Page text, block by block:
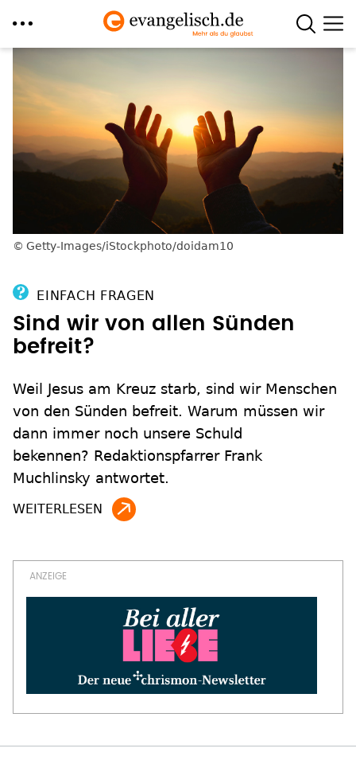
Direkt
Inhalt
Getty-Images/iStockphoto/doidam10
EINFACH FRAGEN
Sind wir von allen Sünden
befreit?
Weil Jesus am Kreuz starb, sind wir Menschen
von den Sünden befreit. Warum müssen wir
dann immer noch unsere Schuld
bekennen? Redaktionspfarrer Frank
Muchlinsky antwortet.